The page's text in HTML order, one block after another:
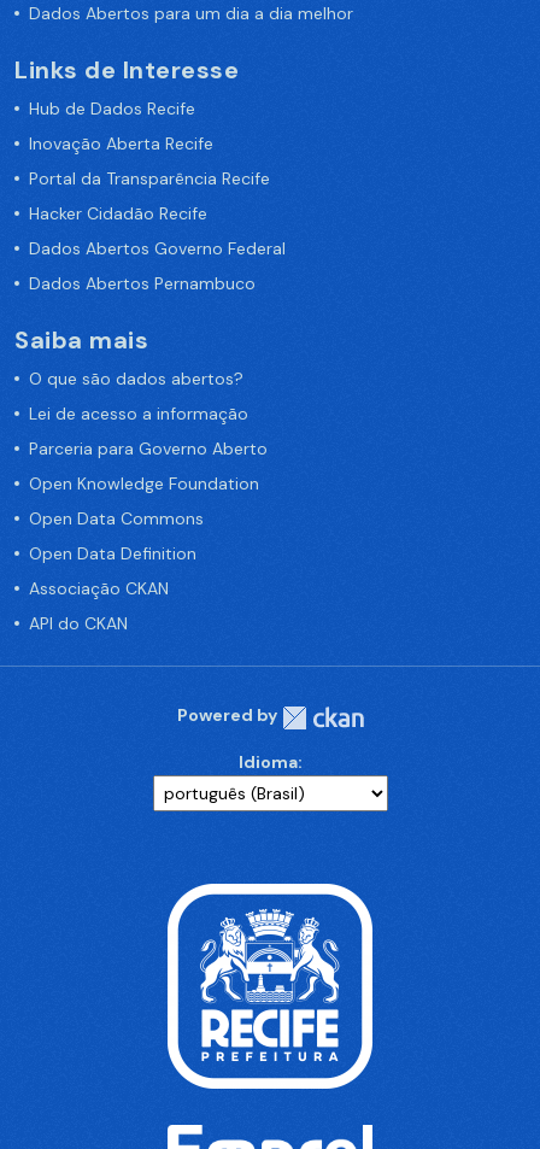
Dados Abertos para um dia a dia melhor
Links de Interesse
Hub de Dados Recife
Inovação Aberta Recife
Portal da Transparência Recife
Hacker Cidadão Recife
Dados Abertos Governo Federal
Dados Abertos Pernambuco
Saiba mais
O que são dados abertos?
Lei de acesso a informação
Parceria para Governo Aberto
Open Knowledge Foundation
Open Data Commons
Open Data Definition
Associação CKAN
API do CKAN
Powered by
Idioma